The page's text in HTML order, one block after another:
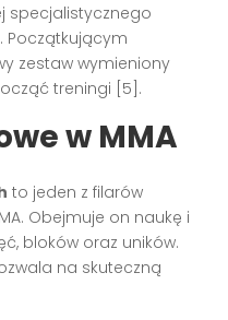
specjalistycznego
Początkującym
zestaw wymieniony
treningi [5].
w MMA
to jeden z filarów
Obejmuje on naukę i
bloków oraz uników.
na skuteczną